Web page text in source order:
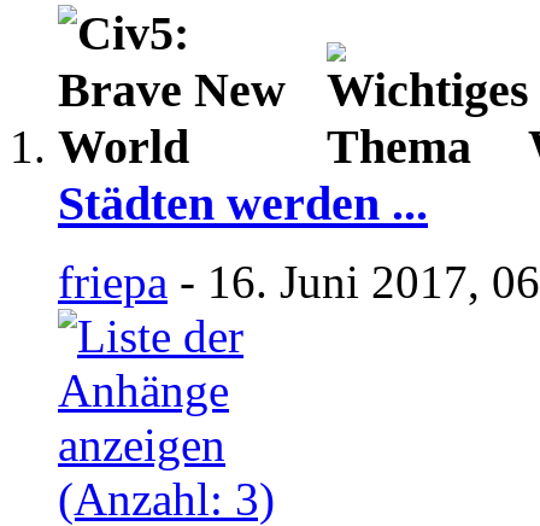
Städten werden ...
friepa - 16. Juni 2017,